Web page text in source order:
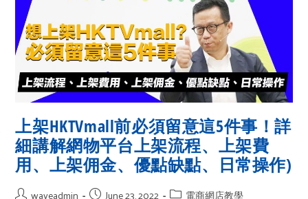
上架HKTVmall前必須留意這5件事！詳
細講解網物平台上架流程、上架費
用、上架佣金、優點缺點、日常操作)
waveadmin June 23, 2022 電商網店教學